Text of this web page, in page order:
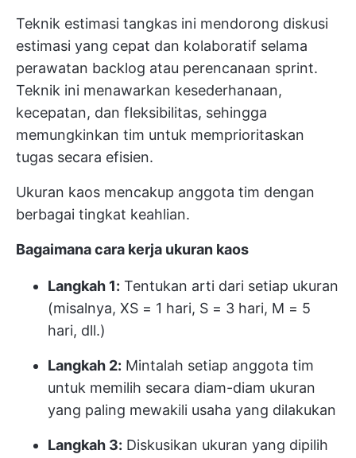
Teknik estimasi tangkas ini mendorong diskusi
estimasi yang cepat dan kolaboratif selama
perawatan backlog atau perencanaan sprint.
Teknik ini menawarkan kesederhanaan,
kecepatan, dan fleksibilitas, sehingga
memungkinkan tim untuk memprioritaskan
tugas secara efisien.
Ukuran kaos mencakup anggota tim dengan
berbagai tingkat keahlian.
Bagaimana cara kerja ukuran kaos
Langkah 1: Tentukan arti dari setiap ukuran
(misalnya, XS = 1 hari, S = 3 hari, M = 5
hari, dll.)
Langkah 2: Mintalah setiap anggota tim
untuk memilih secara diam-diam ukuran
yang paling mewakili usaha yang dilakukan
Langkah 3: Diskusikan ukuran yang dipilih